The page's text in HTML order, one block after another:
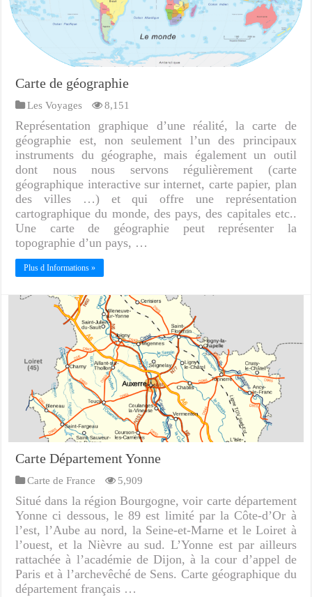
Carte de géographie
Les Voyages 8,151
Représentation graphique d’une réalité, la carte de
géographie est, non seulement l’un des principaux
instruments du géographe, mais également un outil
dont nous nous servons régulièrement (carte
géographique interactive sur internet, carte papier, plan
des villes …) et qui offre une représentation
cartographique du monde, des pays, des capitales etc..
Une carte de géographie peut représenter la
topographie d’un pays, …
Plus d Informations »
Carte Département Yonne
Carte de France 5,909
Situé dans la région Bourgogne, voir carte département
Yonne ci dessous, le 89 est limité par la Côte-d’Or à
l’est, l’Aube au nord, la Seine-et-Marne et le Loiret à
l’ouest, et la Nièvre au sud. L’Yonne est par ailleurs
rattachée à l’académie de Dijon, à la cour d’appel de
Paris et à l’archevêché de Sens. Carte géographique du
département français …